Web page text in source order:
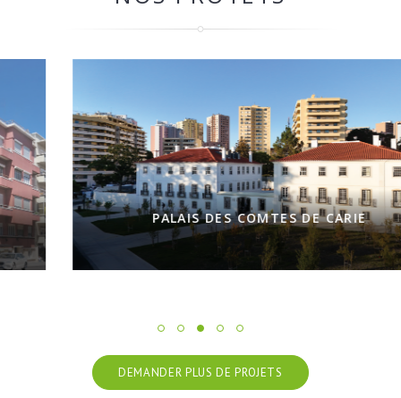
PALAIS DES COMTES DE CARIE
DEMANDER PLUS DE PROJETS